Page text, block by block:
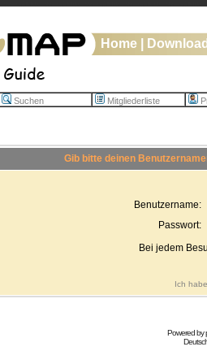
Home
Suchen Mitgliederliste
Gib bitte deinen
Benutzername:
Passwort:
Bei jedem
Ich
Powered by